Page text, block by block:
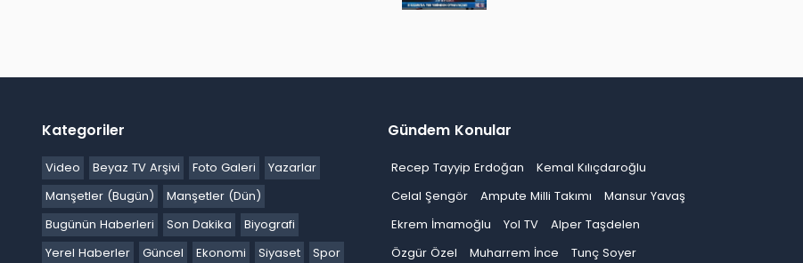
Kategoriler
Video Beyaz TV Arşivi Foto Galeri
Yazarlar
Manşetler (Bugün)
Manşetler (Dün)
Bugünün Haberleri
Son Dakika
Biyografi
Yerel Haberler
Güncel Ekonomi Siyaset
Spor
Gündem Konular
Recep Tayyip Erdoğan
Kemal Kılıçdaroğlu
Celal Şengör
Ampute Milli Takımı
Mansur Yavaş
Ekrem İmamoğlu
Yol TV
Alper Taşdelen
Özgür Özel
Muharrem İnce
Tunç Soyer